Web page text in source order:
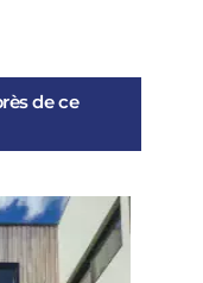
de ce